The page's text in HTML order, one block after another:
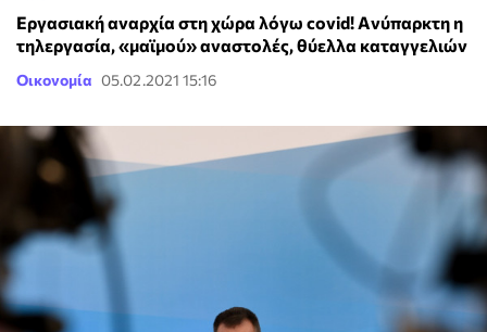
Εργασιακή αναρχία στη χώρα λόγω covid! Aνύπαρκτη η
τηλεργασία, «μαϊμού» αναστολές, θύελλα καταγγελιών
Οικονομία 05.02.2021 15:16